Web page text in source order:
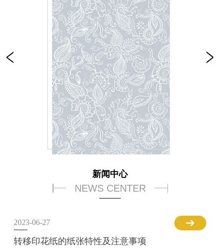
新闻中心
NEWS CENTER
2023-06-27
转移印花纸的纸张特性及注意事项